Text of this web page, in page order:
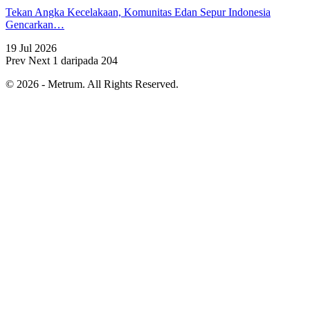
Tekan Angka Kecelakaan, Komunitas Edan Sepur Indonesia
Gencarkan…
19 Jul 2026
Prev Next 1 daripada 204
© 2026 - Metrum. All Rights Reserved.